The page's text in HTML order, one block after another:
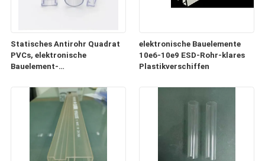
Statisches Antirohr Quadrat
PVCs, elektronische
Bauelement-
elektronische Bauelemente
10e6-10e9 ESD-Rohr-klares
Plastikverschiffen